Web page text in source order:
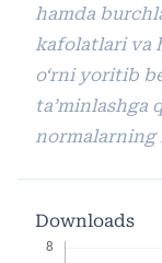
hamda
kafolatlari va
o‘rni yoritib
normalarning
Downloads